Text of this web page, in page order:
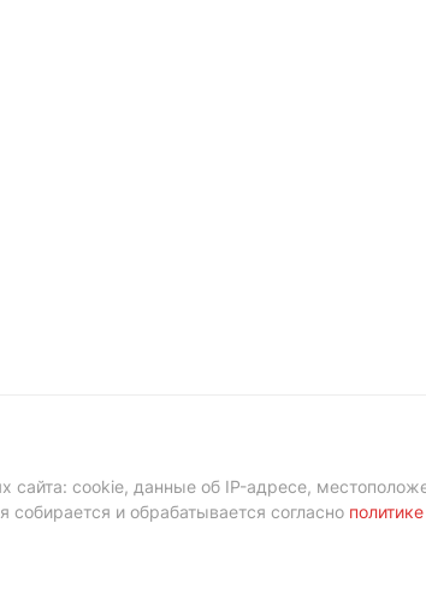
cookie, данные об IP-адресе,
и обрабатывается согласно